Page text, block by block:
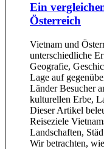
Ein
Österreich
Vietnam und
unterschiedliche
Geografie,
Lage auf
Länder Besucher
kulturellen Erbe,
Dieser Artikel
Reiseziele
Landschaften,
Wir betrachten,